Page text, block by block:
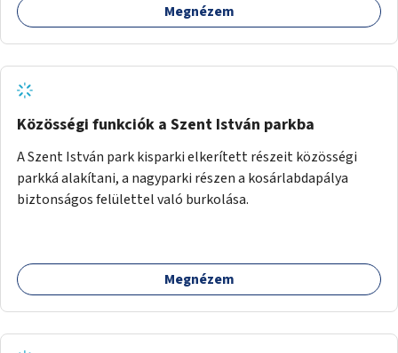
Megnézem
Közösségi funkciók a Szent István parkba
A Szent István park kisparki elkerített részeit közösségi
parkká alakítani, a nagyparki részen a kosárlabdapálya
biztonságos felülettel való burkolása.
Megnézem